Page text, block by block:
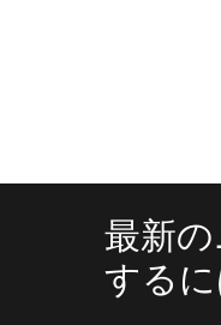
最新
する